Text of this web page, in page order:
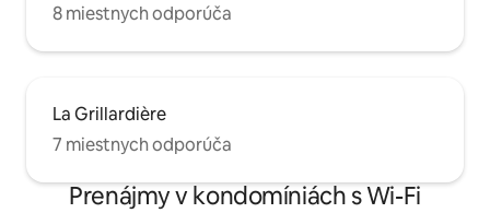
8 miestnych odporúča
La Grillardière
7 miestnych odporúča
Prenájmy v kondomíniách s Wi-Fi